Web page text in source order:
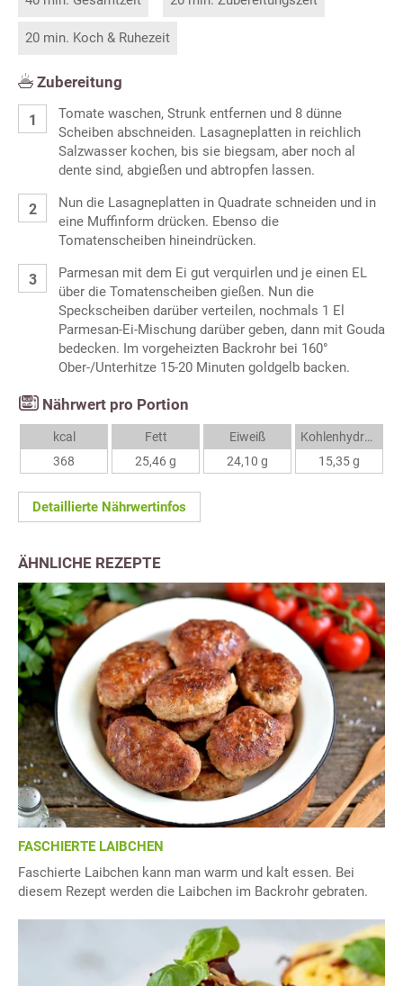
20 min. Koch & Ruhezeit
Zubereitung
Tomate waschen, Strunk entfernen und 8 dünne
Scheiben abschneiden. Lasagneplatten in reichlich
Salzwasser kochen, bis sie biegsam, aber noch al
dente sind, abgießen und abtropfen lassen.
Nun die Lasagneplatten in Quadrate schneiden und in
eine Muffinform drücken. Ebenso die
Tomatenscheiben hineindrücken.
Parmesan mit dem Ei gut verquirlen und je einen EL
über die Tomatenscheiben gießen. Nun die
Speckscheiben darüber verteilen, nochmals 1 El
Parmesan-Ei-Mischung darüber geben, dann mit Gouda
bedecken. Im vorgeheizten Backrohr bei 160°
Ober-/Unterhitze 15-20 Minuten goldgelb backen.
Nährwert pro Portion
kcal
368
Fett
25,46 g
Eiweiß
24,10 g
Kohlenhydrate
15,35 g
Detaillierte Nährwertinfos
ÄHNLICHE REZEPTE
FASCHIERTE LAIBCHEN
Faschierte Laibchen kann man warm und kalt essen. Bei
diesem Rezept werden die Laibchen im Backrohr gebraten.